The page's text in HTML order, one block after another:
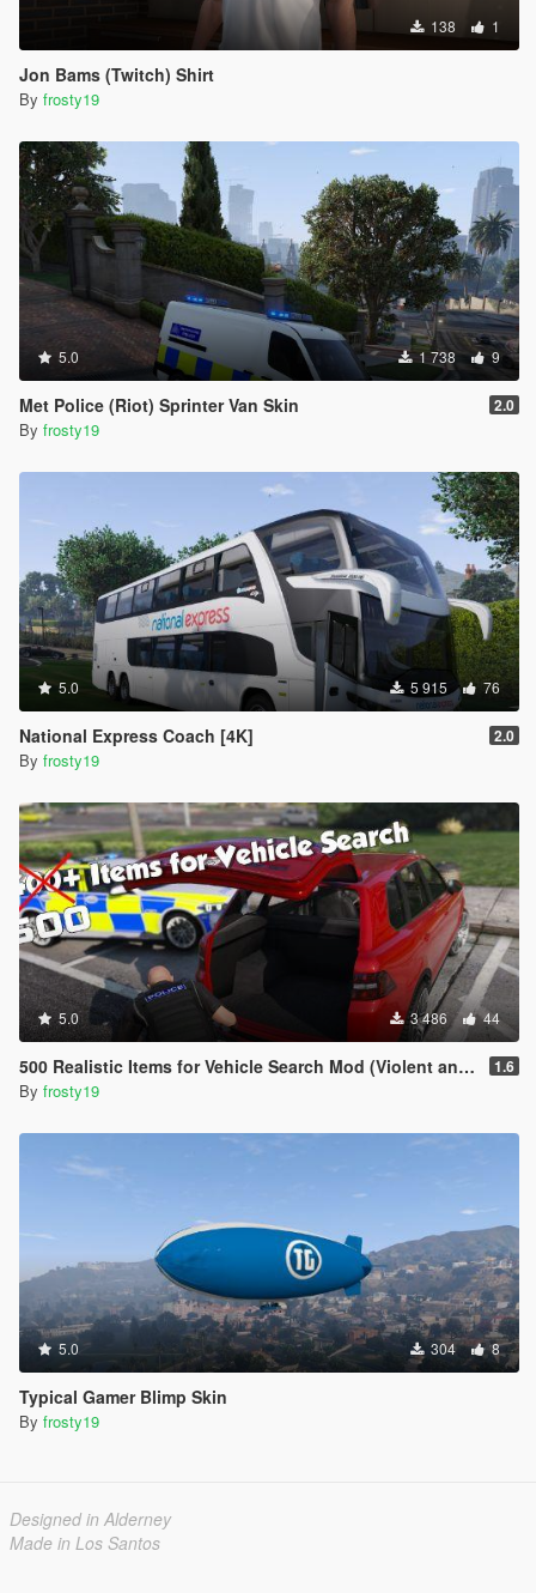
138 1
Jon Bams (Twitch) Shirt
By frosty19
5.0 1 738 9
Met Police (Riot) Sprinter Van Skin 2.0
By frosty19
5.0 5 915 76
National Express Coach [4K] 2.0
By frosty19
5.0 3 486 44
500 Realistic Items for Vehicle Search Mod (Violent and Non-Violent Packs) 1.6
By frosty19
5.0 304 8
Typical Gamer Blimp Skin
By frosty19
Designed in Alderney
Made in Los Santos